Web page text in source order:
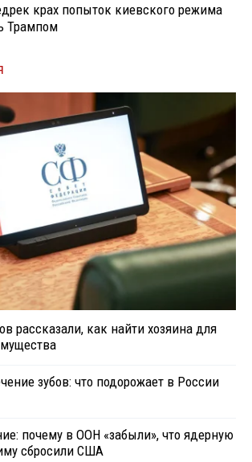
крах попыток киевского режима
Трампом
рассказали, как найти хозяина для
зубов: что подорожает в России
почему в ООН «забыли», что ядерную
сбросили США